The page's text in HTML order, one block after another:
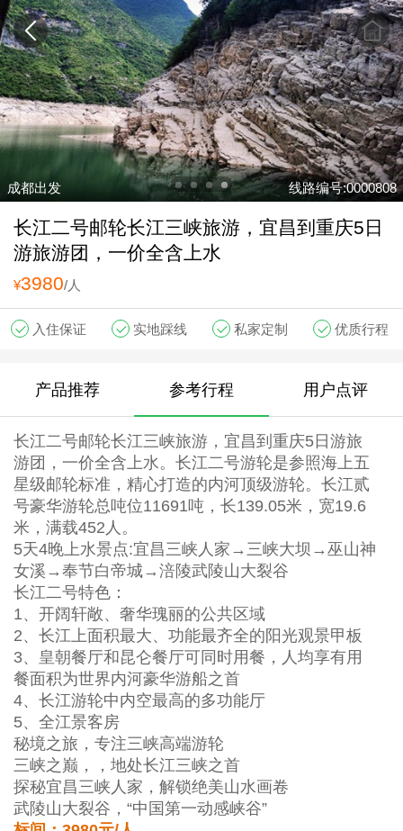
成都出发 线路编号:0000808
长江二号邮轮长江三峡旅游，宜昌到重庆5日
游旅游团，一价全含上水
¥3980/人
入住保证 实地踩线 私家定制 优质行程
产品推荐 参考行程 用户点评
长江二号邮轮长江三峡旅游，宜昌到重庆5日游旅
游团，一价全含上水。长江二号游轮是参照海上五
星级邮轮标准，精心打造的内河顶级游轮。长江贰
号豪华游轮总吨位11691吨，长139.05米，宽19.6
米，满载452人。
5天4晚上水景点:宜昌三峡人家→三峡大坝→巫山神
女溪→奉节白帝城→涪陵武陵山大裂谷
长江二号特色：
1、开阔轩敞、奢华瑰丽的公共区域
2、长江上面积最大、功能最齐全的阳光观景甲板
3、皇朝餐厅和昆仑餐厅可同时用餐，人均享有用
餐面积为世界内河豪华游船之首
4、长江游轮中内空最高的多功能厅
5、全江景客房
秘境之旅，专注三峡高端游轮
三峡之巅，，地处长江三峡之首
探秘宜昌三峡人家，解锁绝美山水画卷
武陵山大裂谷，“中国第一动感峡谷”